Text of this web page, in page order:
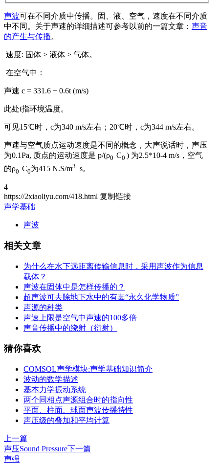
声波可在不同介质中传播。固、液、空气，速度在不同介质
中不同。关于声速的详细描述可参考以前的一篇文章： 声音
的产生与传播。
速度: 固体 > 液体 > 气体。
在空气中：
声速 c = 331.6 + 0.6t (m/s)
此处t指环境温度。
可见15℃时，c为340 m/s左右；20℃时，c为344 m/s左右。
声速与空气质点运动速度是不同的概念，大声说话时，声压
为0.1Pa, 质点的运动速度是 p/(ρ0 C0 ) 为2.5*10-4 m/s，空气
的ρ0 C0为415 N.S/m3 s。
4
https://2xiaoliyu.com/418.html 复制链接
声学基础
声波
相关文章
为什么在水下远距离传输信息时，采用声波作为信息
载体？
声波在固体中是怎样传播的？
超声波可去除地下水中的有毒“永久化学物质”
声源的种类
声速上限是空气中声速的100多倍
声音传播中的绕射（衍射）
猜你喜欢
COMSOL声学模块:声学基础知识简介
波动的数学描述
基本力学振动系统
两个同相点声源组合时的指向性
平面、柱面、球面声波传播特性
声压级的叠加和平均计算
上一篇
声压Sound Pressure下一篇
声强